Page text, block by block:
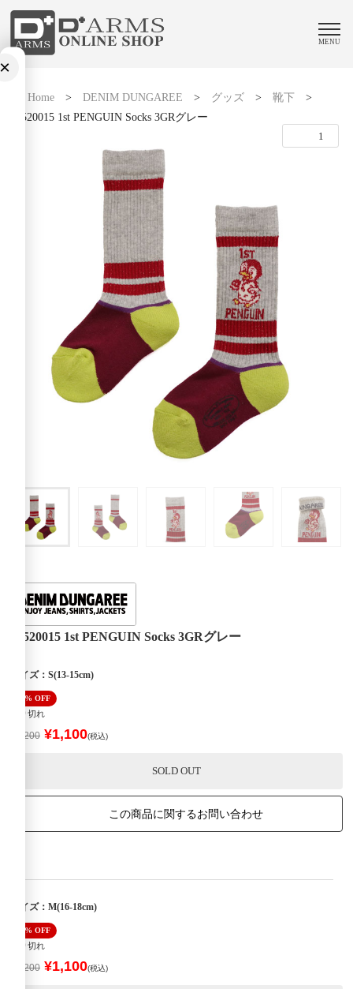
MENU
Home> DENIM DUNGAREE > グッズ> 靴下 >
22520015 1st PENGUIN Socks 3GRグレー
1
22520015 1st PENGUIN Socks 3GRグレー
サイズ：S(13-15cm)
50% OFF
売り切れ
¥2,200 ¥1,100(税込)
SOLD OUT
この商品に関するお問い合わせ
サイズ：M(16-18cm)
50% OFF
売り切れ
¥2,200 ¥1,100(税込)
×